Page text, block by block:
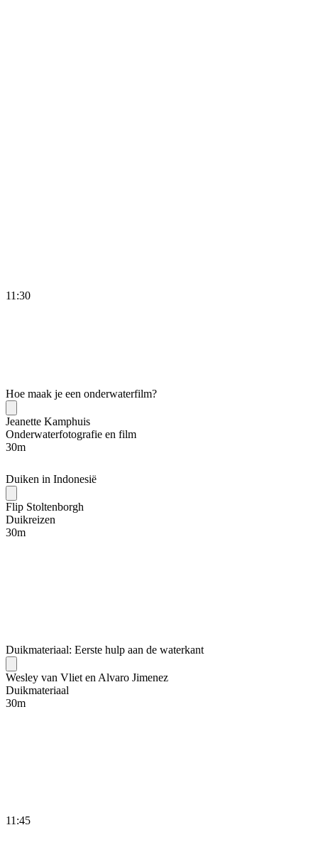
11:30
Hoe maak je een onderwaterfilm?
Jeanette Kamphuis
Onderwaterfotografie en film
30m
Duiken in Indonesië
Flip Stoltenborgh
Duikreizen
30m
Duikmateriaal: Eerste hulp aan de waterkant
Wesley van Vliet en Alvaro Jimenez
Duikmateriaal
30m
11:45